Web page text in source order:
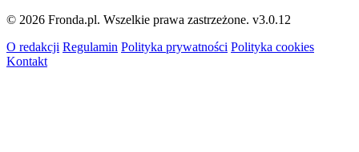
© 2026 Fronda.pl. Wszelkie prawa zastrzeżone. v3.0.12
O redakcji Regulamin Polityka prywatności Polityka cookies
Kontakt